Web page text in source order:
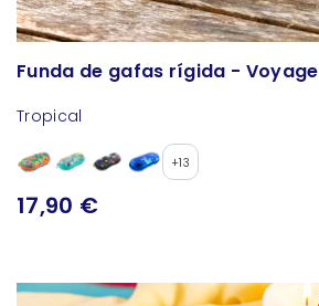
Funda de gafas rígida - Voyage
Tropical
+13
17,90 €